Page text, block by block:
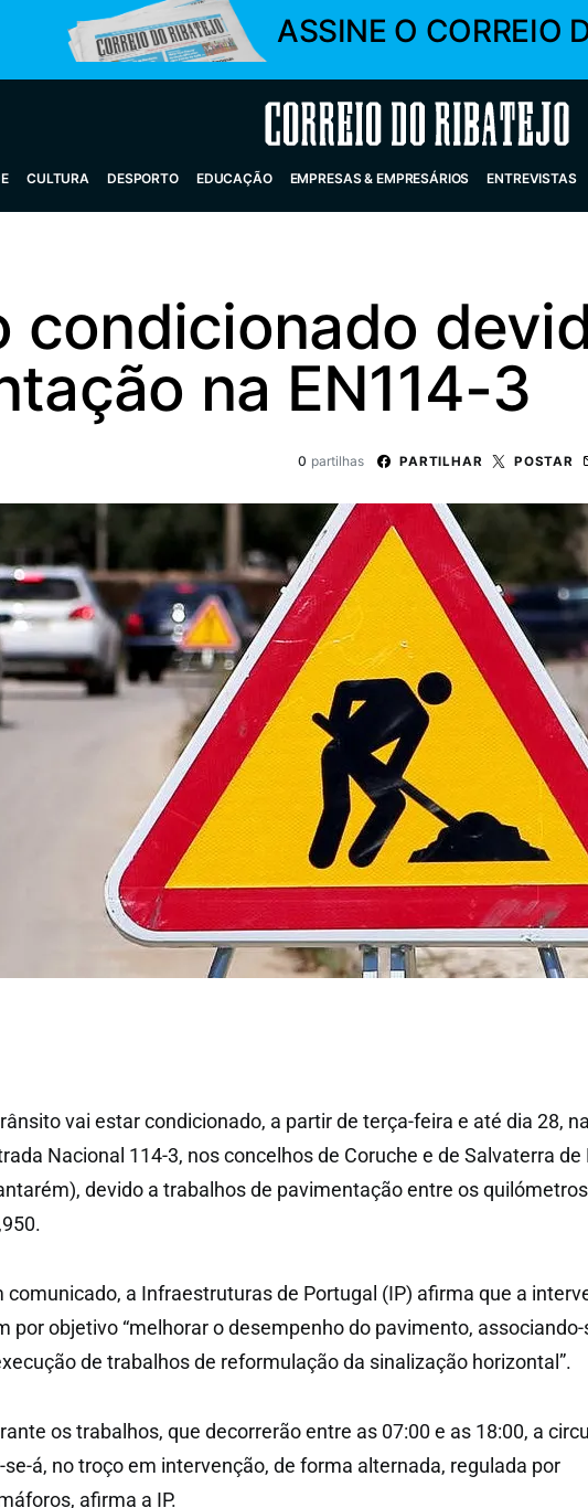
ASSINE O CORREIO
Correio do Ribatejo
CULTURA DESPORTO EDUCAÇÃO EMPRESAS & EMPRESÁRIOS ENTREVISTAS
condicionado
na EN114-3
0 partilhas PARTILHAR POSTAR
vai estar condicionado, a partir de terça-feira e até dia 28, na
Nacional 114-3, nos concelhos de Coruche e de Salvaterra
devido a trabalhos de pavimentação entre os
comunicado, a Infraestruturas de Portugal (IP) afirma que a
por objetivo “melhorar o desempenho do pavimento, associando-
de trabalhos de reformulação da sinalização horizontal”.
os trabalhos, que decorrerão entre as 07:00 e as 18:00, a
se-á, no troço em intervenção, de forma alternada, regulada por
afirma a IP.